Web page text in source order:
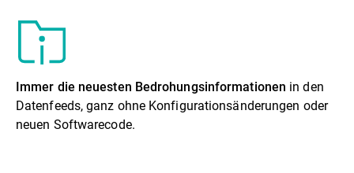
Immer die neuesten Bedrohungsinformationen in den
Datenfeeds, ganz ohne Konfigurationsänderungen oder
neuen Softwarecode.